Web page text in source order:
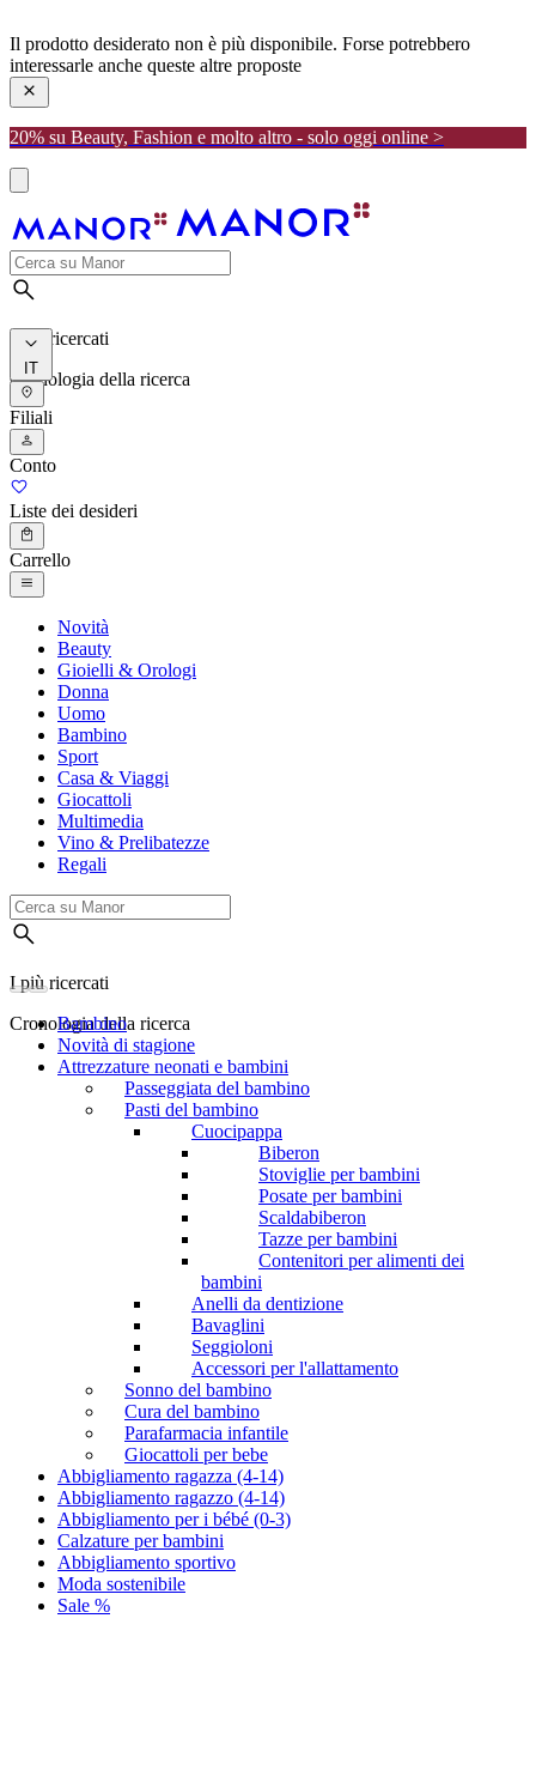
Il prodotto desiderato non è più disponibile. Forse potrebbero
interessarle anche queste altre proposte
20% su Beauty, Fashion e molto altro - solo oggi online >
I più ricercati
Cronologia della ricerca
IT
Filiali
Conto
Liste dei desideri
Carrello
Novità
Beauty
Gioielli & Orologi
Donna
Uomo
Bambino
Sport
Casa & Viaggi
Giocattoli
Multimedia
Vino & Prelibatezze
Regali
I più ricercati
Cronologia della ricerca
Bambino
Novità di stagione
Attrezzature neonati e bambini
Passeggiata del bambino
Pasti del bambino
Cuocipappa
Biberon
Stoviglie per bambini
Posate per bambini
Scaldabiberon
Tazze per bambini
Contenitori per alimenti dei
bambini
Anelli da dentizione
Bavaglini
Seggioloni
Accessori per l'allattamento
Sonno del bambino
Cura del bambino
Parafarmacia infantile
Giocattoli per bebe
Abbigliamento ragazza (4-14)
Abbigliamento ragazzo (4-14)
Abbigliamento per i bébé (0-3)
Calzature per bambini
Abbigliamento sportivo
Moda sostenibile
Sale %